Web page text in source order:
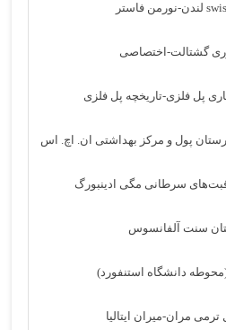
گشتالت-اختصاصی
پل فلزی-تاریخچه پل فلزی
پول و مرکز بهداشتی ان. اچ. اس
سرطانی مگی ادینبورگ
سنت آلفانسوس
دانشگاه استنفورد)
مران-میران ایتالیا